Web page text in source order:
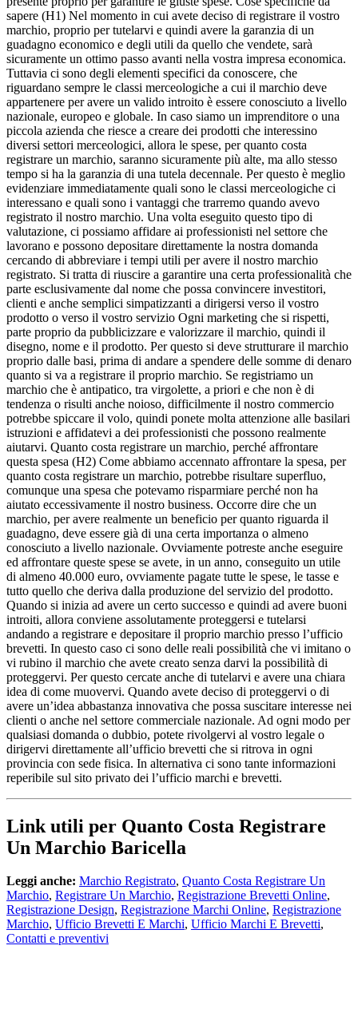
Link utili per Quanto Costa Registrare
Un Marchio Baricella
Leggi anche: Marchio Registrato, Quanto Costa Registrare Un
Marchio, Registrare Un Marchio, Registrazione Brevetti Online,
Registrazione Design, Registrazione Marchi Online, Registrazione
Marchio, Ufficio Brevetti E Marchi, Ufficio Marchi E Brevetti,
Contatti e preventivi